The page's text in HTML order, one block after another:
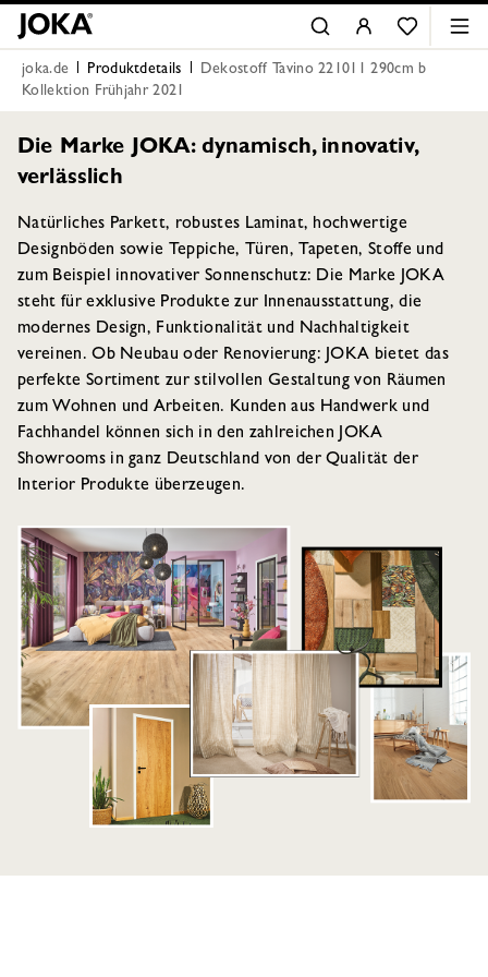
joka.de Produktdetails
Dekostoff Tavino 221011 290cm b
Kollektion Frühjahr 2021
Die Marke JOKA: dynamisch, innovativ,
verlässlich
Natürliches Parkett, robustes Laminat, hochwertige
Designböden sowie Teppiche, Türen, Tapeten, Stoffe und
zum Beispiel innovativer Sonnenschutz: Die Marke JOKA
steht für exklusive Produkte zur Innenausstattung, die
modernes Design, Funktionalität und Nachhaltigkeit
vereinen. Ob Neubau oder Renovierung: JOKA bietet das
perfekte Sortiment zur stilvollen Gestaltung von Räumen
zum Wohnen und Arbeiten. Kunden aus Handwerk und
Fachhandel können sich in den zahlreichen JOKA
Showrooms in ganz Deutschland von der Qualität der
Interior Produkte überzeugen.